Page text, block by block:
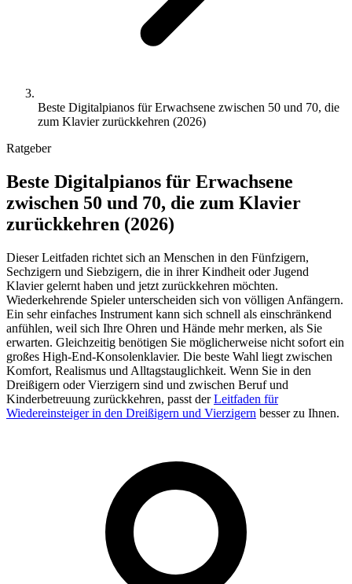
Beste Digitalpianos für Erwachsene zwischen 50 und 70, die
zum Klavier zurückkehren (2026)
Ratgeber
Beste Digitalpianos für Erwachsene
zwischen 50 und 70, die zum Klavier
zurückkehren (2026)
Dieser Leitfaden richtet sich an Menschen in den Fünfzigern,
Sechzigern und Siebzigern, die in ihrer Kindheit oder Jugend
Klavier gelernt haben und jetzt zurückkehren möchten.
Wiederkehrende Spieler unterscheiden sich von völligen Anfängern.
Ein sehr einfaches Instrument kann sich schnell als einschränkend
anfühlen, weil sich Ihre Ohren und Hände mehr merken, als Sie
erwarten. Gleichzeitig benötigen Sie möglicherweise nicht sofort ein
großes High-End-Konsolenklavier. Die beste Wahl liegt zwischen
Komfort, Realismus und Alltagstauglichkeit. Wenn Sie in den
Dreißigern oder Vierzigern sind und zwischen Beruf und
Kinderbetreuung zurückkehren, passt derLeitfaden für
Wiedereinsteiger in den Dreißigern und Vierzigern besser zu Ihnen.